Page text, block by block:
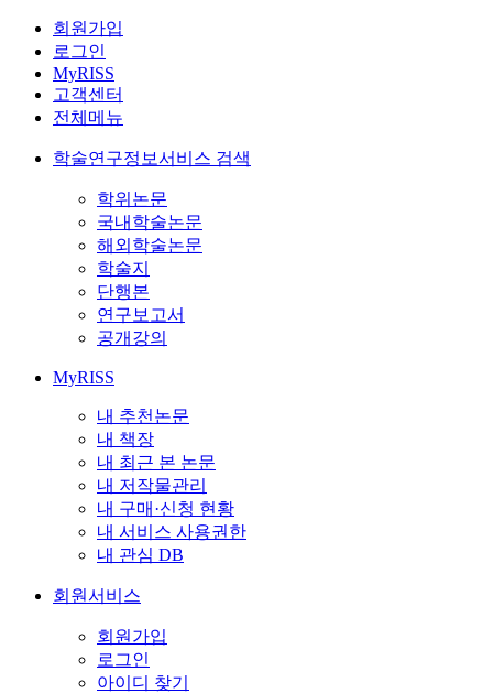
회원가입
로그인
MyRISS
고객센터
전체메뉴
학술연구정보서비스 검색
학위논문
국내학술논문
해외학술논문
학술지
단행본
연구보고서
공개강의
MyRISS
내 추천논문
내 책장
내 최근 본 논문
내 저작물관리
내 구매·신청 현황
내 서비스 사용권한
내 관심 DB
회원서비스
회원가입
로그인
아이디 찾기